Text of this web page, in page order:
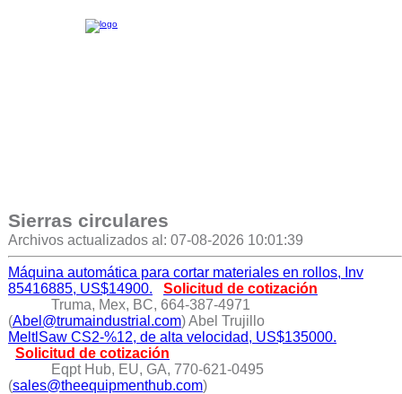
Sierras circulares
Archivos actualizados al: 07-08-2026 10:01:39
Máquina automática para cortar materiales en rollos, Inv
85416885, US$14900.
Solicitud de cotización
Truma, Mex, BC, 664-387-4971
(Abel@trumaindustrial.com) Abel Trujillo
MeltlSaw CS2-%12, de alta velocidad, US$135000.
Solicitud de cotización
Eqpt Hub, EU, GA, 770-621-0495
(sales@theequipmenthub.com)